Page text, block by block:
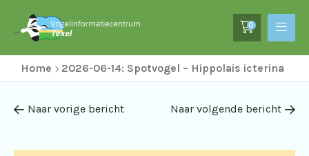
0
Home 2026-06-14: Spotvogel – Hippolais icterina
Naar vorige bericht Naar volgende bericht